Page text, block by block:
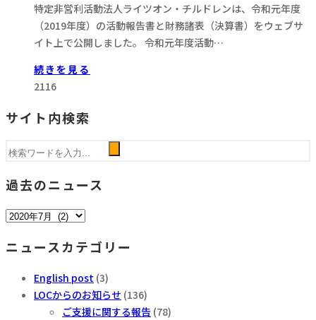
特定非営利活動法人ライツオン・チルドレンは、令和元年度
（2019年度）の活動報告書と財務諸表（決算書）をウェブサ
イト上で公開しました。 令和元年度活動…
続きを見る
2116
サイト内検索
過去のニュース
過
の
ニュースカテゴリー
English post (3)
LOCからのお知らせ (136)
ご支援に関する報告 (78)